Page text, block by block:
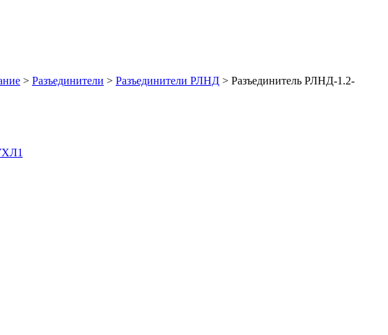
> Разъединители > Разъединители РЛНД > Разъединитель РЛНД-1.2-